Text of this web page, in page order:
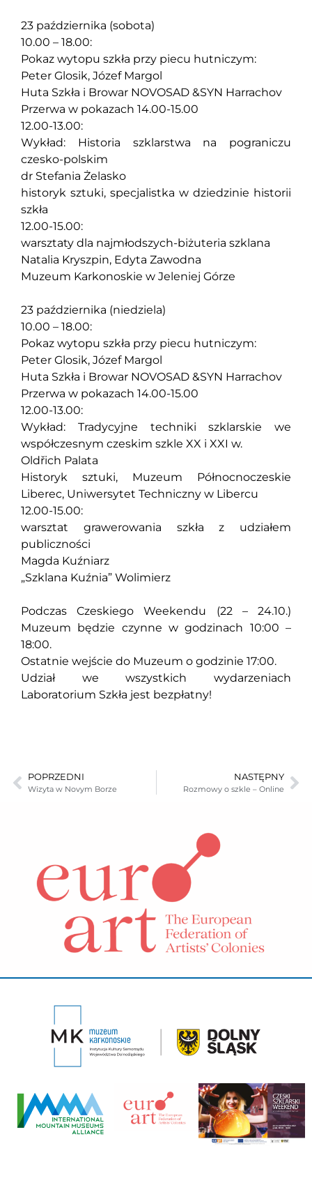
23 października (sobota)
10.00 – 18.00:
Pokaz wytopu szkła przy piecu hutniczym:
Peter Glosik, Józef Margol
Huta Szkła i Browar NOVOSAD &SYN Harrachov
Przerwa w pokazach 14.00-15.00
12.00-13.00:
Wykład: Historia szklarstwa na pograniczu
czesko-polskim
dr Stefania Żelasko
historyk sztuki, specjalistka w dziedzinie historii
szkła
12.00-15.00:
warsztaty dla najmłodszych-biżuteria szklana
Natalia Kryszpin, Edyta Zawodna
Muzeum Karkonoskie w Jeleniej Górze
23 października (niedziela)
10.00 – 18.00:
Pokaz wytopu szkła przy piecu hutniczym:
Peter Glosik, Józef Margol
Huta Szkła i Browar NOVOSAD &SYN Harrachov
Przerwa w pokazach 14.00-15.00
12.00-13.00:
Wykład: Tradycyjne techniki szklarskie we
współczesnym czeskim szkle XX i XXI w.
Oldřich Palata
Historyk sztuki, Muzeum Północnoczeskie
Liberec, Uniwersytet Techniczny w Libercu
12.00-15.00:
warsztat grawerowania szkła z udziałem
publiczności
Magda Kuźniarz
„Szklana Kuźnia” Wolimierz
Podczas Czeskiego Weekendu (22 – 24.10.)
Muzeum będzie czynne w godzinach 10:00 –
18:00.
Ostatnie wejście do Muzeum o godzinie 17:00.
Udział we wszystkich wydarzeniach
Laboratorium Szkła jest bezpłatny!
POPRZEDNI
Wizyta w Novym Borze
NASTĘPNY
Rozmowy o szkle – Online